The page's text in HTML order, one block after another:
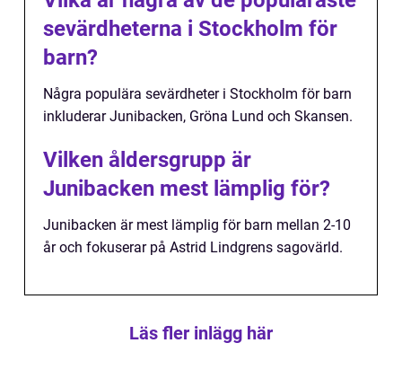
sevärdheterna i Stockholm för
barn?
Några populära sevärdheter i Stockholm för barn
inkluderar Junibacken, Gröna Lund och Skansen.
Vilken åldersgrupp är
Junibacken mest lämplig för?
Junibacken är mest lämplig för barn mellan 2-10
år och fokuserar på Astrid Lindgrens sagovärld.
Läs fler inlägg här